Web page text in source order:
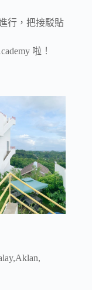
行，把接駁貼
啦！